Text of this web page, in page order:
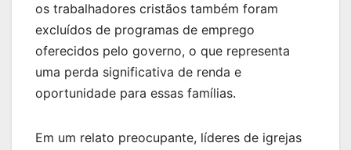
os trabalhadores cristãos também foram
excluídos de programas de emprego
oferecidos pelo governo, o que representa
uma perda significativa de renda e
oportunidade para essas famílias.
Em um relato preocupante, líderes de igrejas